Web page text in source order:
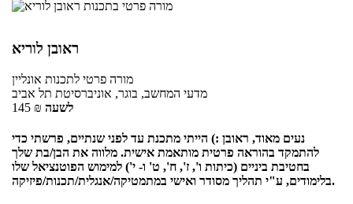
ראובן לוריא
מורה פרטי לתכנות אונליין
מדעי המחשב, בוגר, אוניברסיטת תל אביב
145 ₪ לשעה
נעים מאוד, ראובן :) הייתי מתכנת עד לפני שנתיים, פרשתי כדי
להתמקד בהוראה פרטית מותאמת אישית. מלווה את הבן/בת שלך
בחטיבת ביניים (כיתות ו', ז', ח', ט' ו- י') למימוש הפוטנציאל שלו
בלימודים, ע"י תהליך מסודר ואישי במתמטיקה/אנגלית/תכנות/פיזיקה.